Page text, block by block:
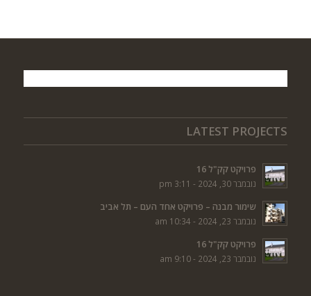
LATEST PROJECTS
פרויקט קק"ל 16
נובמבר 30, 2024 - 3:11 pm
שימור מבנה – פרויקט אחד העם – תל אביב
נובמבר 23, 2024 - 10:34 am
פרויקט קק"ל 16
נובמבר 23, 2024 - 9:10 am